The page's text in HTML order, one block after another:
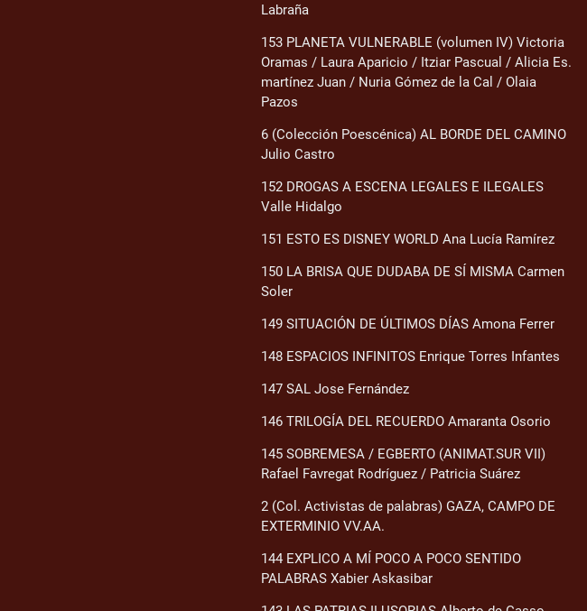
Labraña
153 PLANETA VULNERABLE (volumen IV) Victoria
Oramas / Laura Aparicio / Itziar Pascual / Alicia Es.
martínez Juan / Nuria Gómez de la Cal / Olaia
Pazos
6 (Colección Poescénica) AL BORDE DEL CAMINO
Julio Castro
152 DROGAS A ESCENA LEGALES E ILEGALES
Valle Hidalgo
151 ESTO ES DISNEY WORLD Ana Lucía Ramírez
150 LA BRISA QUE DUDABA DE SÍ MISMA Carmen
Soler
149 SITUACIÓN DE ÚLTIMOS DÍAS Amona Ferrer
148 ESPACIOS INFINITOS Enrique Torres Infantes
147 SAL Jose Fernández
146 TRILOGÍA DEL RECUERDO Amaranta Osorio
145 SOBREMESA / EGBERTO (ANIMAT.SUR VII)
Rafael Favregat Rodríguez / Patricia Suárez
2 (Col. Activistas de palabras) GAZA, CAMPO DE
EXTERMINIO VV.AA.
144 EXPLICO A MÍ POCO A POCO SENTIDO
PALABRAS Xabier Askasibar